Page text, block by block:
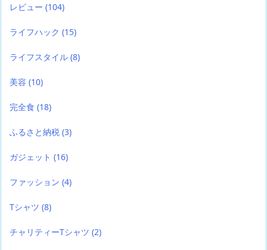
レビュー (104)
ライフハック (15)
ライフスタイル (8)
美容 (10)
完全食 (18)
ふるさと納税 (3)
ガジェット (16)
ファッション (4)
Tシャツ (8)
チャリティーTシャツ (2)